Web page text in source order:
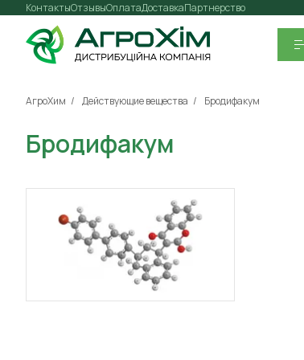
Контакты Оплата
Отзывы ДоставкаПартнерство
АгроХим Действующие вещества Бродифакум
Бродифакум